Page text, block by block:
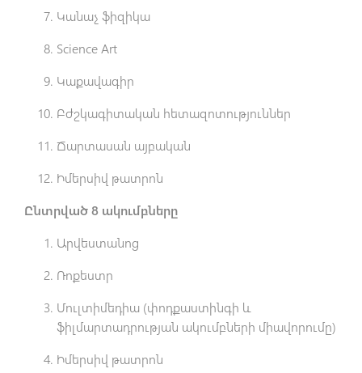
Կանաչ ֆիզիկա
Science Art
Կաքավագիր
Բժշկագիտական հետազոտություններ
Ճարտասան այբական
Իմերսիվ թատրոն
Ընտրված 8 ակումբները
Արվեստանոց
Ռոքեստր
Մուլտիմեդիա (փոդքաստինգի և
ֆիլմարտադրության ակումբների միավորումը)
Իմերսիվ թատրոն